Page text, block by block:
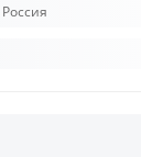
Россия